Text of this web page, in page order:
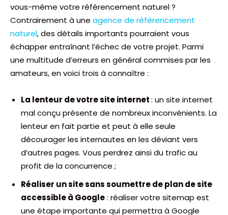
vous-même votre référencement naturel ?
Contrairement à une agence de référencement
naturel, des détails importants pourraient vous
échapper entraînant l’échec de votre projet. Parmi
une multitude d’erreurs en général commises par les
amateurs, en voici trois à connaître :
La lenteur de votre site internet: un site internet
mal conçu présente de nombreux inconvénients. La
lenteur en fait partie et peut à elle seule
décourager les internautes en les déviant vers
d’autres pages. Vous perdrez ainsi du trafic au
profit de la concurrence ;
Réaliser un site sans soumettre de plan de site
accessible à Google: réaliser votre sitemap est
une étape importante qui permettra à Google